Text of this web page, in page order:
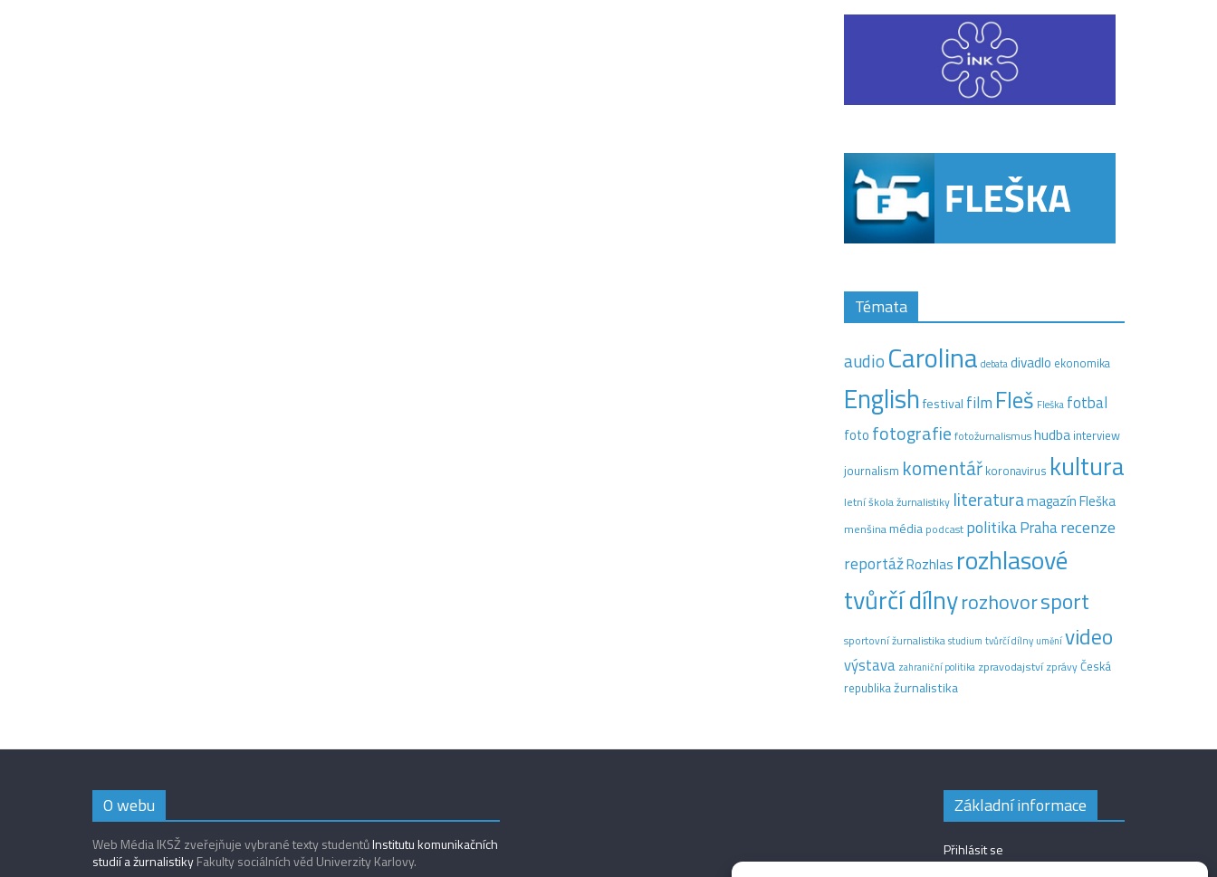
Témata
audio Carolina debatadivadlo ekonomika
Englishfestival film Fleš Fleška fotbal
foto fotografie fotožurnalismushudba interview
journalism komentář koronavirus kultura
letní škola žurnalistiky literaturamagazín Fleška
menšinamédia podcast politikaPraharecenze
reportážRozhlas rozhlasové
tvůrčí dílnyrozhovorsport
sportovní žurnalistikastudium tvůrčí dílny uměnívideo
výstava zahraniční politika zpravodajství zprávyČeská
republikažurnalistika
O webu
Web Média IKSŽ zveřejňuje vybrané texty studentůInstitutu komunikačních
studií a žurnalistikyFakulty sociálních věd Univerzity Karlovy.
Základní informace
Přihlásit se